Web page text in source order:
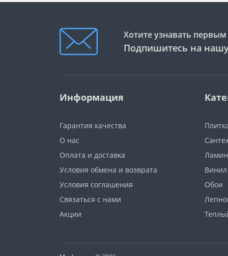
Хотите узнавать
Подпишитесь на
Информация
Гарантия качества
О нас
Оплата и доставка
Условия обмена и возврата
Условия соглашения
Связаться с нами
Акции
Винил
Обои